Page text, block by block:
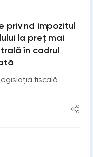
privind impozitul
la preț mai
în cadrul
fiscală